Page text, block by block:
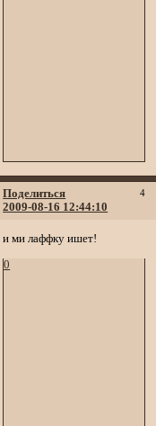
Поделиться 4
2009-08-16 12:44:10
и ми лаффку ишет!
0